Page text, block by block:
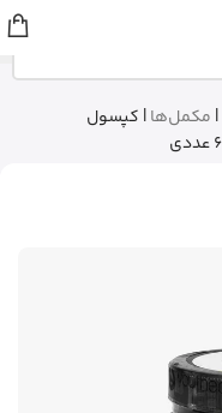
| مکمل‌ها| کپسول